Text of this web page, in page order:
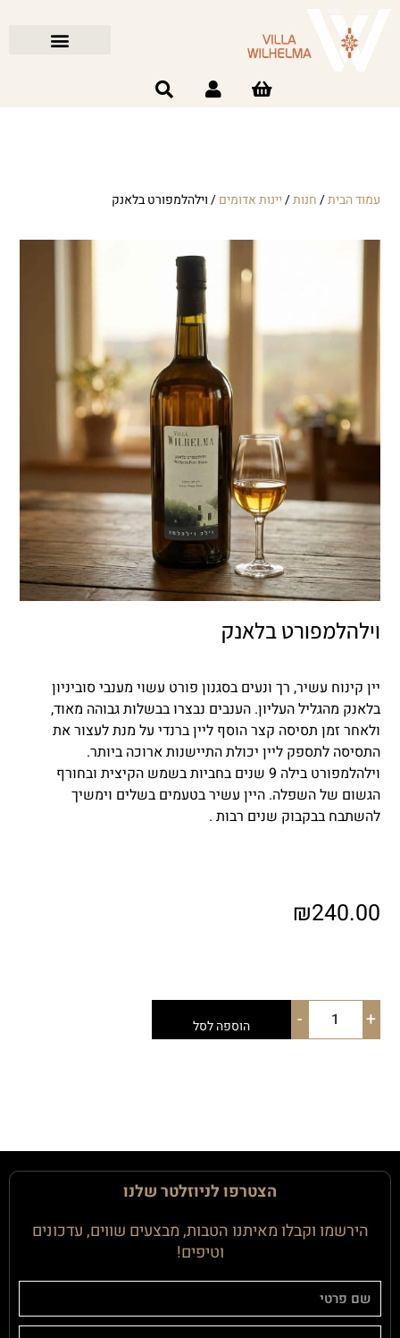
עמוד הבית/חנות/יינות אדומים/ וילהלמפורט בלאנק
וילהלמפורט בלאנק
יין קינוח עשיר, רך ונעים בסגנון פורט עשוי מענבי סוביניון
בלאנק מהגליל העליון. הענבים נבצרו בבשלות גבוהה מאוד,
ולאחר זמן תסיסה קצר הוסף ליין ברנדי על מנת לעצור את
התסיסה לתספק ליין יכולת התיישנות ארוכה ביותר.
וילהלמפורט בילה 9 שנים בחביות בשמש הקיצית ובחורף
הגשום של השפלה. היין עשיר בטעמים בשלים וימשיך
להשתבח בבקבוק שנים רבות .
₪240.00
- + הוספה לסל
הצטרפו לניוזלטר שלנו
הירשמו וקבלו מאיתנו הטבות, מבצעים שווים, עדכונים
וטיפים!